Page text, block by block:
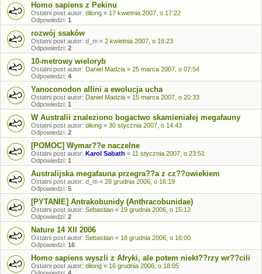
Homo sapiens z Pekinu
Ostatni post autor: dilong « 17 kwietnia 2007, o 17:22
Odpowiedzi: 1
rozwój ssaków
Ostatni post autor: d_m « 2 kwietnia 2007, o 16:23
Odpowiedzi: 2
10-metrowy wieloryb
Ostatni post autor: Daniel Madzia « 25 marca 2007, o 07:54
Odpowiedzi: 4
Yanoconodon allini a ewolucja ucha
Ostatni post autor: Daniel Madzia « 15 marca 2007, o 20:33
Odpowiedzi: 1
W Australii znaleziono bogactwo skamieniałej megafauny
Ostatni post autor: dilong « 30 stycznia 2007, o 14:43
Odpowiedzi: 2
[POMOC] Wymar??e naczelne
Ostatni post autor: Karol Sabath « 11 stycznia 2007, o 23:51
Odpowiedzi: 1
Australijska megafauna przegra??a z cz??owiekiem
Ostatni post autor: d_m « 28 grudnia 2006, o 16:19
Odpowiedzi: 5
[PYTANIE] Antrakobunidy (Anthracobunidae)
Ostatni post autor: Sebastian « 19 grudnia 2006, o 15:12
Odpowiedzi: 2
Nature 14 XII 2006
Ostatni post autor: Sebastian « 18 grudnia 2006, o 16:00
Odpowiedzi: 16
Homo sapiens wyszli z Afryki, ale potem niekt??rzy wr??cili
Ostatni post autor: dilong « 16 grudnia 2006, o 18:05